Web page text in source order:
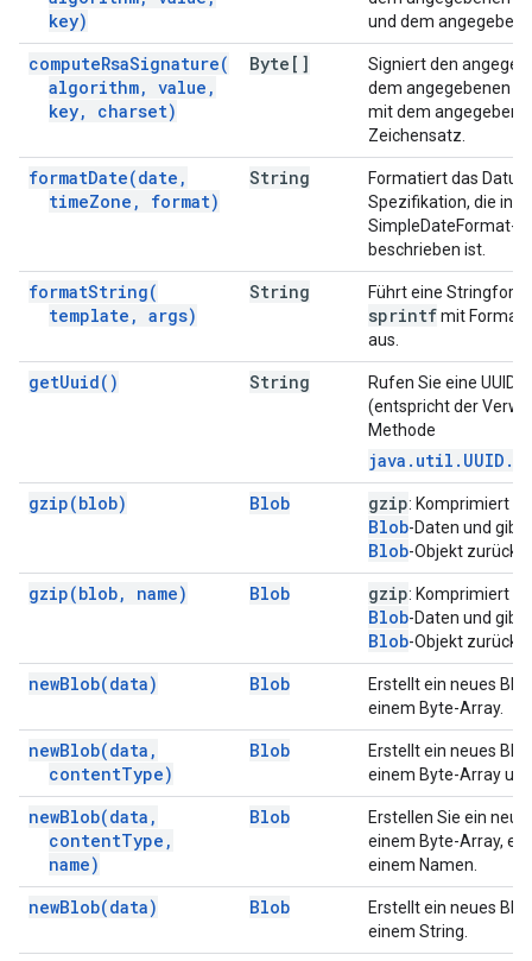
key)
und dem
computeRsaSignature(
algorithm, value ,
key, charset)
Byte[]
Signiert den
dem angegebenen
mit dem
Zeichensatz.
formatDate(date ,
timeZone , format)
String
Formatiert das
Spezifikation, die in
SimpleDateFormat-
beschrieben ist.
formatString(
template , args)
String Führt eine
sprintfmit
aus.
getUuid( ) String
Rufen Sie eine UUID
(entspricht der
Methode
gzip(blob) Blob gzip: Komprimiert
Blob-Daten und gibt
Blob-Objekt zurück.
gzip(blob, name) Blob gzip: Komprimiert
Blob-Daten und gibt
Blob-Objekt zurück.
newBlob(data) Blob
Erstellt ein neues
einem Byte-Array.
newBlob(data ,
contentType)
Blob
Erstellt ein neues
einem Byte-Array
newBlob(data ,
contentType ,
name)
Blob
Erstellen Sie ein
einem Byte-Array,
einem Namen.
newBlob(data) Blob
Erstellt ein neues
einem String.